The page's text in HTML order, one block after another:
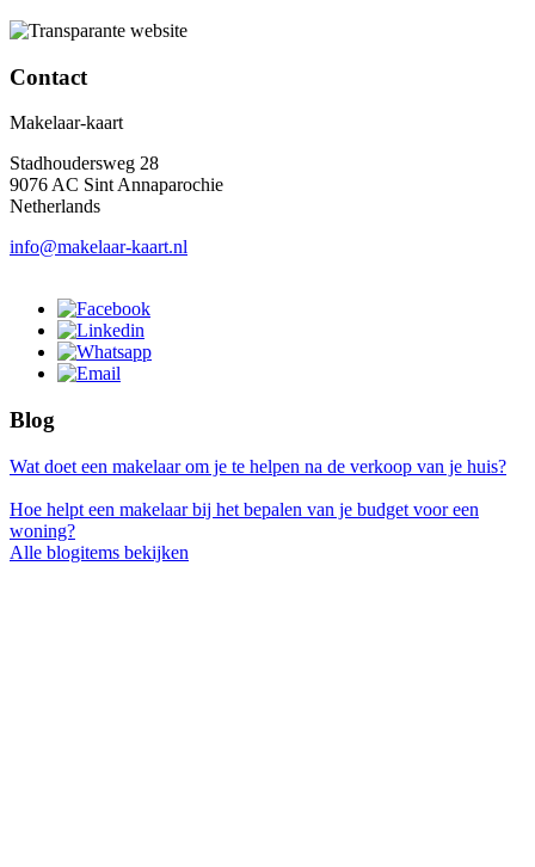
Contact
Makelaar-kaart
Stadhoudersweg 28
9076 AC Sint Annaparochie
Netherlands
info@makelaar-kaart.nl
Blog
Wat doet een makelaar om je te helpen na de verkoop van je huis?
Hoe helpt een makelaar bij het bepalen van je budget voor een
woning?
Alle blogitems bekijken